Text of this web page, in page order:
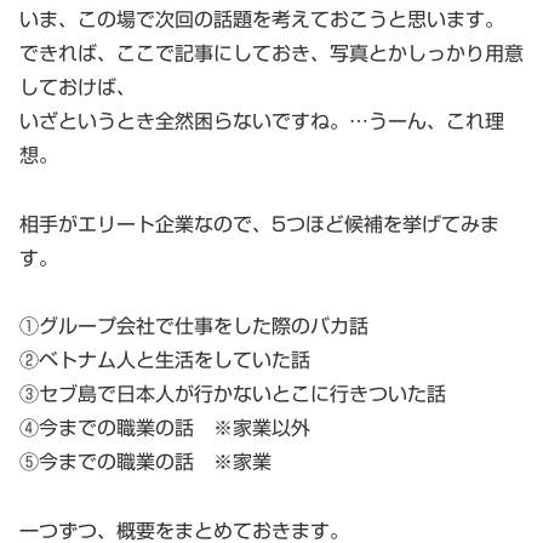
いま、この場で次回の話題を考えておこうと思います。
できれば、ここで記事にしておき、写真とかしっかり用意
しておけば、
いざというとき全然困らないですね。…うーん、これ理
想。
相手がエリート企業なので、5つほど候補を挙げてみま
す。
①グループ会社で仕事をした際のバカ話
②ベトナム人と生活をしていた話
③セブ島で日本人が行かないとこに行きついた話
④今までの職業の話 ※家業以外
⑤今までの職業の話 ※家業
一つずつ、概要をまとめておきます。